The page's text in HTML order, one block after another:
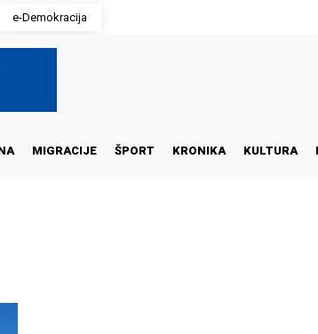
e-Demokracija
MIGRACIJE ŠPORT KRONIKA KULTURA